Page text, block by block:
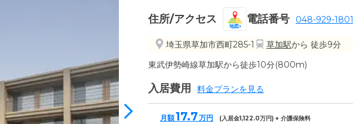
住所/アクセス
地図
電話番号 048-929-1801
埼玉県草加市西町285-1 草加駅から 徒歩9分
東武伊勢崎線草加駅から徒歩10分(800m)
入居費用 料金プランを見る
月額17.7万円 (入居金1,122.0万円) + 介護保険料